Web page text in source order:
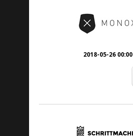
2018-05-26 00:00